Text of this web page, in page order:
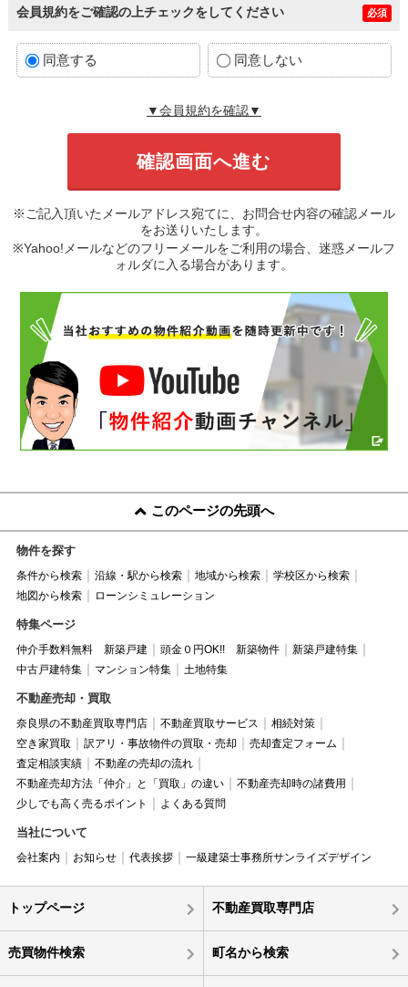
会員規約をご確認の上チェックをしてください 必須
同意する 同意しない
▼会員規約を確認▼
※ご記入頂いたメールアドレス宛てに、お問合せ内容の確認メール
をお送りいたします。
※Yahoo!メールなどのフリーメールをご利用の場合、迷惑メールフ
ォルダに入る場合があります。
このページの先頭へ
物件を探す
条件から検索 沿線・駅から検索 地域から検索
学校区から検索
地図から検索
ローンシミュレーション
特集ページ
仲介手数料無料 新築戸建 頭金０円OK!! 新築物件
新築戸建特集
中古戸建特集
マンション特集 土地特集
不動産売却・買取
奈良県の不動産買取専門店 不動産買取サービス
相続対策
空き家買取
訳アリ・事故物件の買取・売却
売却査定フォーム
査定相談実績
不動産の売却の流れ
不動産売却方法「仲介」と「買取」の違い
不動産売却時の諸費用
少しでも高く売るポイント
よくある質問
当社について
会社案内 お知らせ 代表挨拶 一級建築士事務所サンライズデザイン
トップページ 不動産買取専門店
売買物件検索 町名から検索